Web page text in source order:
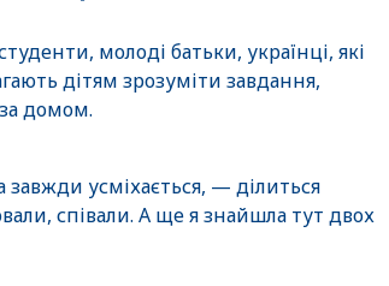
молоді батьки, українці, які
дітям зрозуміти завдання,
домом.
завжди усміхається, — ділиться
співали. А ще я знайшла тут двох